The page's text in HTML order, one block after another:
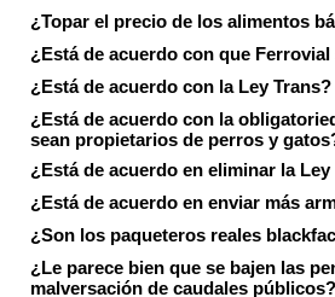
¿Topar el precio de los alimentos
¿Está de acuerdo con que
¿Está de acuerdo con la Ley Trans?
¿Está de acuerdo con la
sean propietarios de perros y
¿Está de acuerdo en eliminar la
¿Está de acuerdo en enviar más
¿Son los paqueteros reales
¿Le parece bien que se bajen las
malversación de caudales públicos?